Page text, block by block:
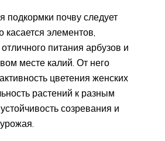
подкормки почву следует
касается элементов,
питания арбузов и
месте калий. От него
цветения женских
растений к разным
созревания и